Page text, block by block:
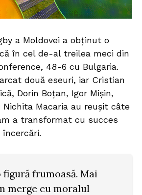
a Moldovei a obținut o
în cel de-al treilea meci din
48-6 cu Bulgaria.
două eseuri, iar Cristian
Dorin Boțan, Igor Mișin,
Nichita Macaria au reușit câte
a transformat cu succes
figură frumoasă. Mai
merge cu moralul